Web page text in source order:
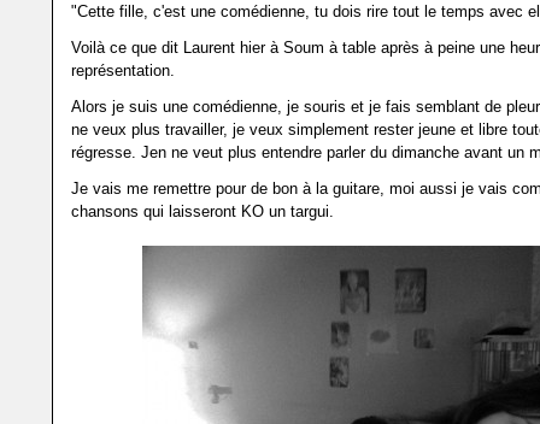
"Cette fille, c'est une comédienne, tu dois rire tout le temps avec
Voilà ce que dit Laurent hier à Soum à table après à peine une
représentation.
Alors je suis une comédienne, je souris et je fais semblant de
ne veux plus travailler, je veux simplement rester jeune et libre
régresse. Jen ne veut plus entendre parler du dimanche avant un
Je vais me remettre pour de bon à la guitare, moi aussi je vais
chansons qui laisseront KO un targui.